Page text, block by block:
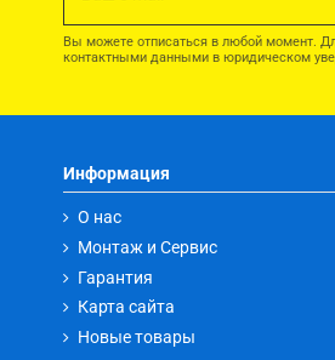
Вы можете отписаться в любой момент.
контактными данными в юридическом
Информация
О нас
Монтаж и Сервис
Гарантия
Карта сайта
Новые товары